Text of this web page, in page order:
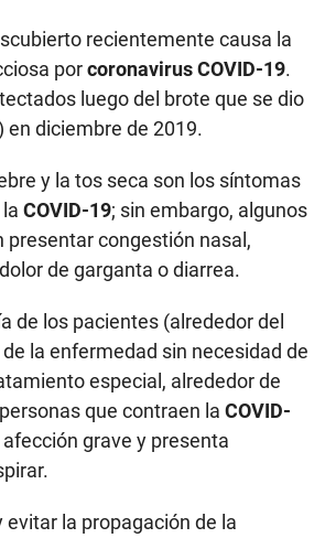
recientemente causa la
porcoronavirus COVID-19.
luego del brote que se dio
en diciembre de 2019.
y la tos seca son los síntomas
COVID-19; sin embargo, algunos
presentar congestión nasal,
de garganta o diarrea.
de los pacientes (alrededor del
la enfermedad sin necesidad de
especial, alrededor de
que contraen la COVID-
grave y presenta
evitar la propagación de la